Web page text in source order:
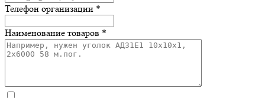
Телефон организации *
Наименование товаров *